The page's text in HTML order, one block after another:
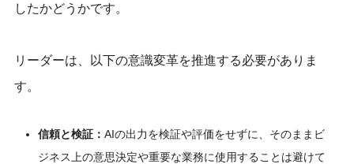
したかどうかです。
リーダーは、以下の意識変革を推進する必要がありま
す。
信頼と検証： AIの出力を検証や評価をせずに、そのままビ
ジネス上の意思決定や重要な業務に使用することは避けて